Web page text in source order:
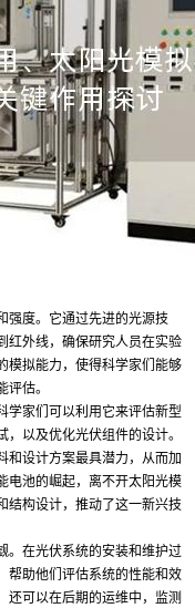
强度。它通过先进的光源技
红外线，确保研究人员在实验
模拟能力，使得科学家们能够
估。
学家们可以利用它来评估新型
以及优化光伏组件的设计。
和设计方案最具潜力，从而加
电池的崛起，离不开太阳光模
结构设计，推动了这一新兴技
。在光伏系统的安装和维护过
帮助他们评估系统的性能和效
还可以在后期的运维中，监测